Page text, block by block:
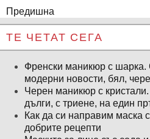
Предишна
ТЕ ЧЕТАТ СЕГА
Френски маникюр с шарка.
модерни новости, бял,
Черен маникюр с
дълги, с триене, на един
Как да си направим маска
добрите рецепти